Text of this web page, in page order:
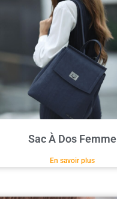
Sac À Dos Femme
En savoir plus